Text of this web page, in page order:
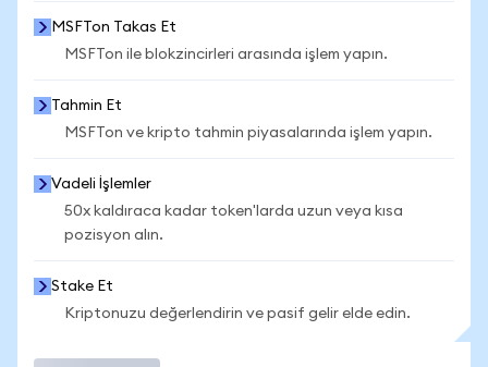
MSFTon Takas Et
MSFTon ile blokzincirleri arasında işlem yapın.
Tahmin Et
MSFTon ve kripto tahmin piyasalarında işlem yapın.
Vadeli İşlemler
50x kaldıraca kadar token'larda uzun veya kısa
pozisyon alın.
Stake Et
Kriptonuzu değerlendirin ve pasif gelir elde edin.